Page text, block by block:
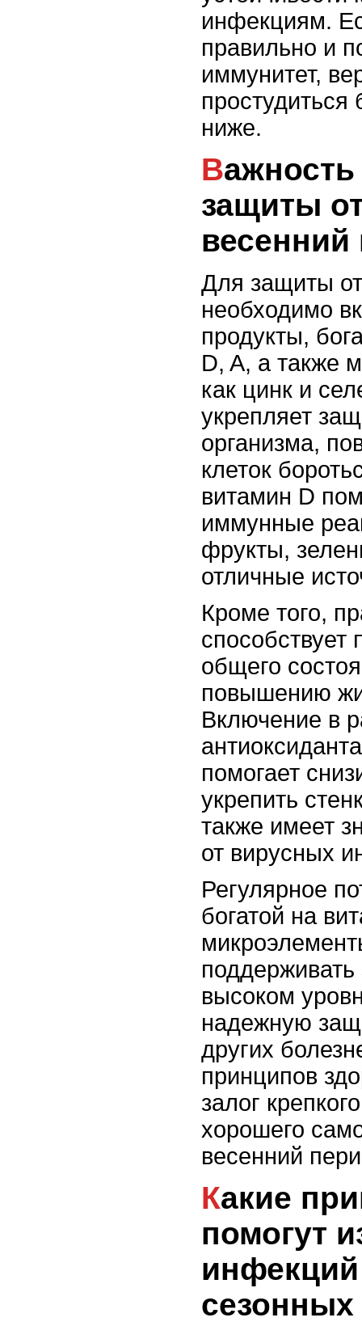
инфекциям.
правильно и
иммунитет,
простудиться
ниже.
Важность питания для
защиты
весенний
Для защиты
необходимо
продукты,
D, A, а также
как цинк и
укрепляет
организма,
клеток
витамин D
иммунные
фрукты,
отличные
Кроме того,
общего
повышению
Включение в
помогает
укрепить
также имеет
от вирусных
Регулярное
богатой на
поддерживать
высоком
надежную
других
принципов
залог
хорошего
весенний
Какие привычки
помогут
сезонных